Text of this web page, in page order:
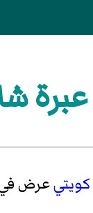
عبرة
كويتيعرض